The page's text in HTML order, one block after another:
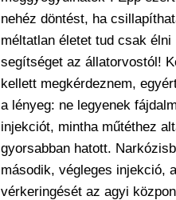
nehéz döntést, ha
méltatlan életet tud csak
segítséget az állatorvostól!
kellett megkérdeznem,
a lényeg: ne legyenek
injekciót, mintha műtéthez
gyorsabban hatott.
második, végleges injekció,
vérkeringését az agyi